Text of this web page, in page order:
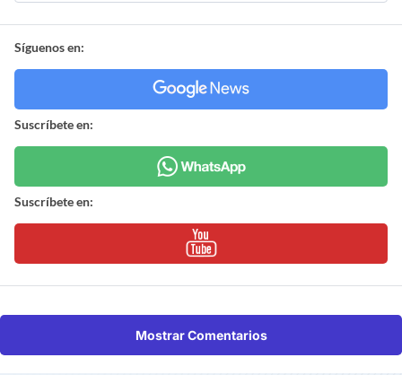
Síguenos en:
Suscríbete en:
Suscríbete en:
Mostrar Comentarios